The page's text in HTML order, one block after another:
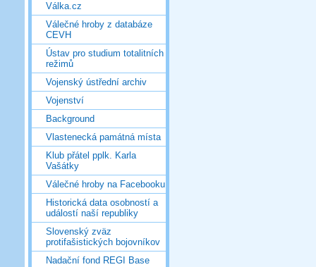
Válka.cz
Válečné hroby z databáze
CEVH
Ústav pro studium totalitních
režimů
Vojenský ústřední archiv
Vojenství
Background
Vlastenecká památná místa
Klub přátel pplk. Karla
Vašátky
Válečné hroby na Facebooku
Historická data osobností a
událostí naší republiky
Slovenský zväz
protifašistických bojovníkov
Nadační fond REGI Base